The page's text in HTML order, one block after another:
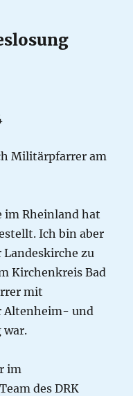
Militärpfarrer am
im Rheinland hat
Ich bin aber
zu
Kirchenkreis Bad
mit
Altenheim- und
war.
im
des DRK